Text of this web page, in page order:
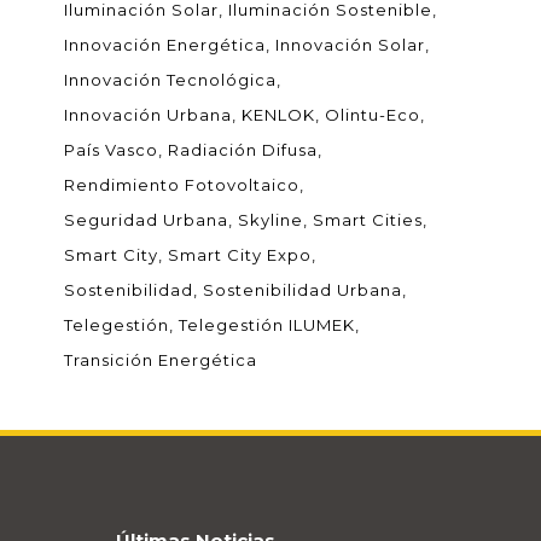
Iluminación Solar
Iluminación Sostenible
Innovación Energética
Innovación Solar
Innovación Tecnológica
Innovación Urbana
KENLOK
Olintu-Eco
País Vasco
Radiación Difusa
Rendimiento Fotovoltaico
Seguridad Urbana
Skyline
Smart Cities
Smart City
Smart City Expo
Sostenibilidad
Sostenibilidad Urbana
Telegestión
Telegestión ILUMEK
Transición Energética